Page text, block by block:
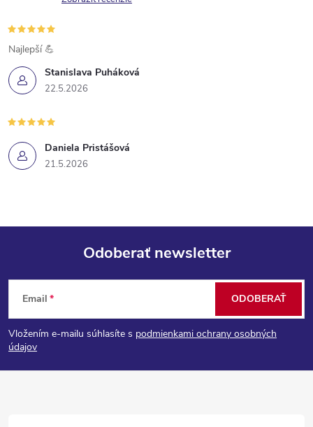
Stanislava Puháková
22.5.2026
Najlepší 💪
Daniela Pristášová
21.5.2026
Z
á
p
Odoberať newsletter
Email
Vložením e-mailu súhlasíte s podmienkami ochrany osobných
údajov
ODOBERAŤ